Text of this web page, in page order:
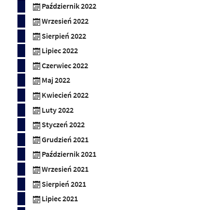
Październik 2022
Wrzesień 2022
Sierpień 2022
Lipiec 2022
Czerwiec 2022
Maj 2022
Kwiecień 2022
Luty 2022
Styczeń 2022
Grudzień 2021
Październik 2021
Wrzesień 2021
Sierpień 2021
Lipiec 2021